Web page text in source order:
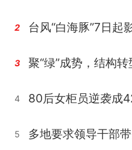
2 台风“白海豚”7日起
3 聚“绿”成势，结构转
4
5 多地要求领导干部